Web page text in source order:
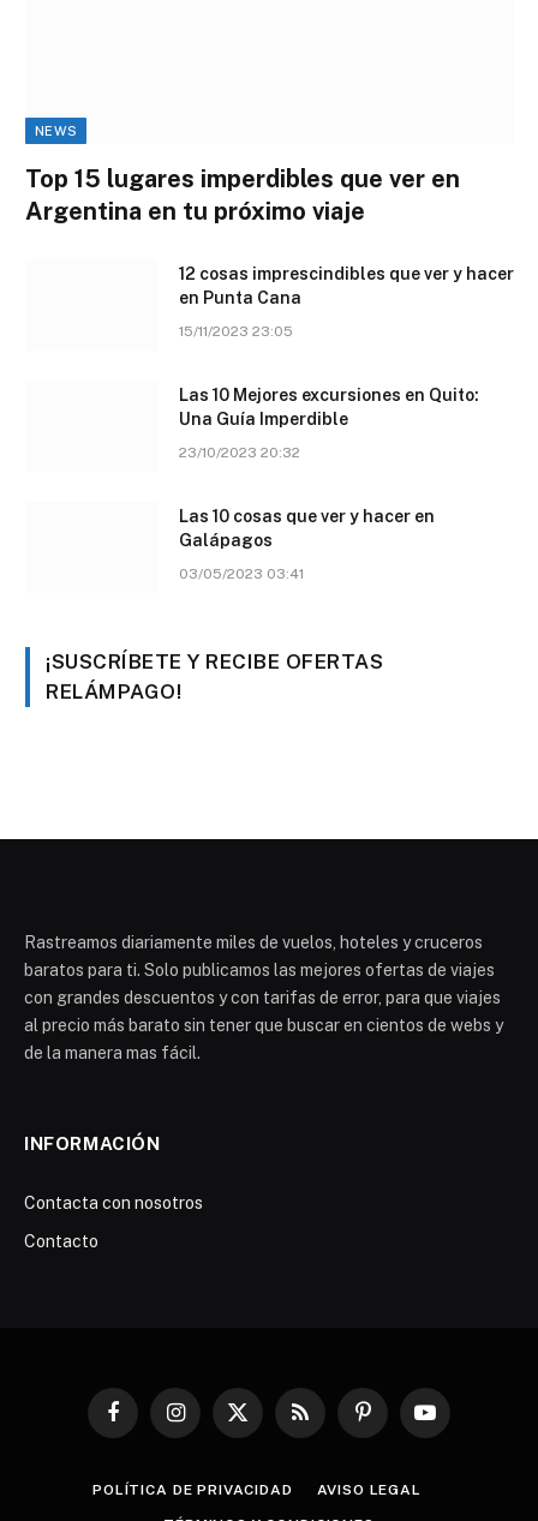
NEWS
Top 15 lugares imperdibles que ver en
Argentina en tu próximo viaje
12 cosas imprescindibles que ver y hacer
en Punta Cana
15/11/2023 23:05
Las 10 Mejores excursiones en Quito:
Una Guía Imperdible
23/10/2023 20:32
Las 10 cosas que ver y hacer en
Galápagos
03/05/2023 03:41
¡SUSCRÍBETE Y RECIBE OFERTAS
RELÁMPAGO!
Rastreamos diariamente miles de vuelos, hoteles y cruceros
baratos para ti. Solo publicamos las mejores ofertas de viajes
con grandes descuentos y con tarifas de error, para que viajes
al precio más barato sin tener que buscar en cientos de webs y
de la manera mas fácil.
INFORMACIÓN
Contacta con nosotros
Contacto
FacebookInstagram
X
RSS PinterestYouTube
POLÍTICA DE PRIVACIDAD AVISO LEGAL